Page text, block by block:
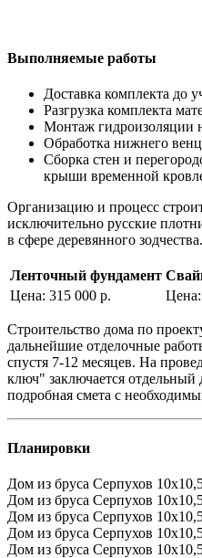
Выполняемые работы
Доставка комплекта до
Разгрузка комплекта
Монтаж гидроизоляции
Обработка нижнего
Сборка стен и
крыши временной
Организацию и процесс
исключительно русские
в сфере деревянного зодчества.
Ленточный фундамент
Цена: 315 000 р.
Цена:
Строительство дома по
дальнейшие отделочные
спустя 7-12 месяцев. На
ключ" заключается отдельный
подробная смета с
Планировки
Дом из бруса Серпухов
Дом из бруса Серпухов
Дом из бруса Серпухов
Дом из бруса Серпухов
Дом из бруса Серпухов